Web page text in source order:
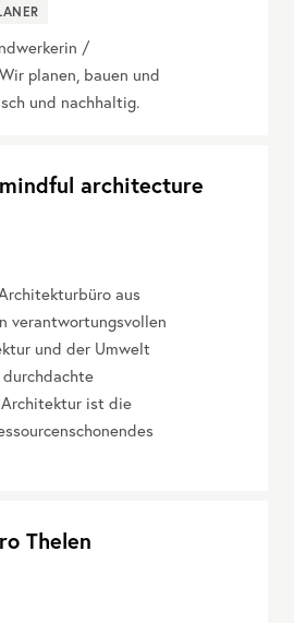
/
planen, bauen und
und nachhaltig.
architecture
aus
verantwortungsvollen
und der Umwelt
ist die
Thelen